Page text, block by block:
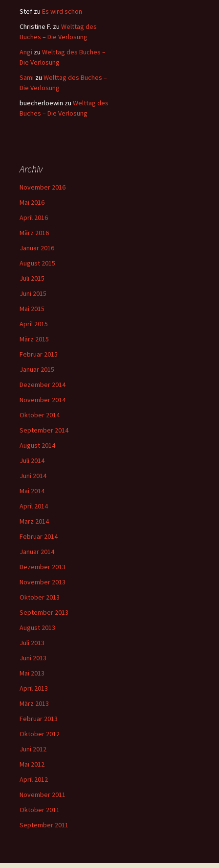
Stef zu Es wird schon
Christine F. zu Welttag des
Buches – Die Verlosung
Angi zu Welttag des Buches –
Die Verlosung
Sami zu Welttag des Buches –
Die Verlosung
buecherloewin zu Welttag des
Buches – Die Verlosung
Archiv
November 2016
Mai 2016
April 2016
März 2016
Januar 2016
August 2015
Juli 2015
Juni 2015
Mai 2015
April 2015
März 2015
Februar 2015
Januar 2015
Dezember 2014
November 2014
Oktober 2014
September 2014
August 2014
Juli 2014
Juni 2014
Mai 2014
April 2014
März 2014
Februar 2014
Januar 2014
Dezember 2013
November 2013
Oktober 2013
September 2013
August 2013
Juli 2013
Juni 2013
Mai 2013
April 2013
März 2013
Februar 2013
Oktober 2012
Juni 2012
Mai 2012
April 2012
November 2011
Oktober 2011
September 2011